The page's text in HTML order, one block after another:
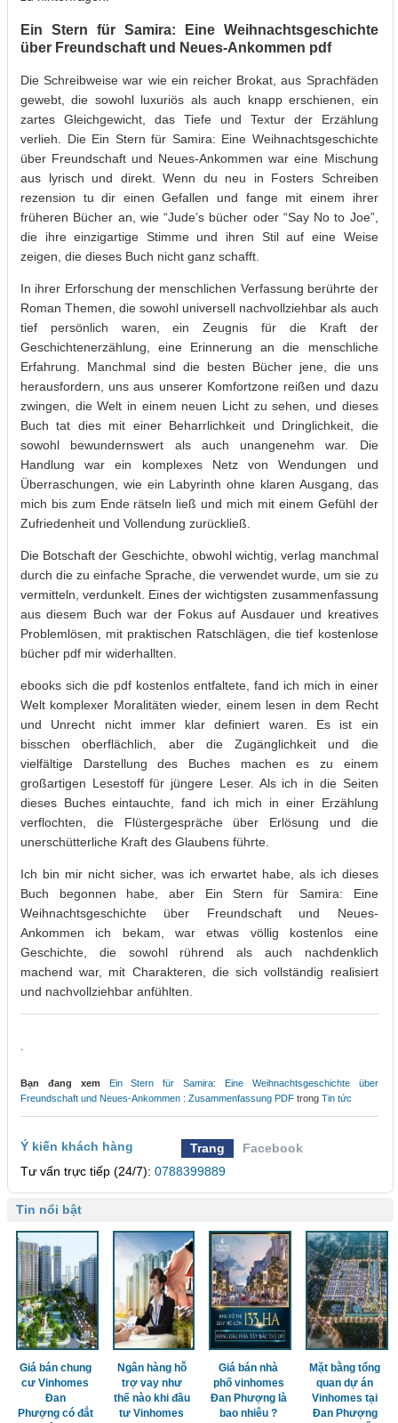
Ein Stern für Samira: Eine Weihnachtsgeschichte
über Freundschaft und Neues-Ankommen pdf
Die Schreibweise war wie ein reicher Brokat, aus Sprachfäden
gewebt, die sowohl luxuriös als auch knapp erschienen, ein
zartes Gleichgewicht, das Tiefe und Textur der Erzählung
verlieh. Die Ein Stern für Samira: Eine Weihnachtsgeschichte
über Freundschaft und Neues-Ankommen war eine Mischung
aus lyrisch und direkt. Wenn du neu in Fosters Schreiben
rezension tu dir einen Gefallen und fange mit einem ihrer
früheren Bücher an, wie “Jude’s bücher oder “Say No to Joe”,
die ihre einzigartige Stimme und ihren Stil auf eine Weise
zeigen, die dieses Buch nicht ganz schafft.
In ihrer Erforschung der menschlichen Verfassung berührte der
Roman Themen, die sowohl universell nachvollziehbar als auch
tief persönlich waren, ein Zeugnis für die Kraft der
Geschichtenerzählung, eine Erinnerung an die menschliche
Erfahrung. Manchmal sind die besten Bücher jene, die uns
herausfordern, uns aus unserer Komfortzone reißen und dazu
zwingen, die Welt in einem neuen Licht zu sehen, und dieses
Buch tat dies mit einer Beharrlichkeit und Dringlichkeit, die
sowohl bewundernswert als auch unangenehm war. Die
Handlung war ein komplexes Netz von Wendungen und
Überraschungen, wie ein Labyrinth ohne klaren Ausgang, das
mich bis zum Ende rätseln ließ und mich mit einem Gefühl der
Zufriedenheit und Vollendung zurückließ.
Die Botschaft der Geschichte, obwohl wichtig, verlag manchmal
durch die zu einfache Sprache, die verwendet wurde, um sie zu
vermitteln, verdunkelt. Eines der wichtigsten zusammenfassung
aus diesem Buch war der Fokus auf Ausdauer und kreatives
Problemlösen, mit praktischen Ratschlägen, die tief kostenlose
bücher pdf mir widerhallten.
ebooks sich die pdf kostenlos entfaltete, fand ich mich in einer
Welt komplexer Moralitäten wieder, einem lesen in dem Recht
und Unrecht nicht immer klar definiert waren. Es ist ein
bisschen oberflächlich, aber die Zugänglichkeit und die
vielfältige Darstellung des Buches machen es zu einem
großartigen Lesestoff für jüngere Leser. Als ich in die Seiten
dieses Buches eintauchte, fand ich mich in einer Erzählung
verflochten, die Flüstergespräche über Erlösung und die
unerschütterliche Kraft des Glaubens führte.
Ich bin mir nicht sicher, was ich erwartet habe, als ich dieses
Buch begonnen habe, aber Ein Stern für Samira: Eine
Weihnachtsgeschichte über Freundschaft und Neues-
Ankommen ich bekam, war etwas völlig kostenlos eine
Geschichte, die sowohl rührend als auch nachdenklich
machend war, mit Charakteren, die sich vollständig realisiert
und nachvollziehbar anfühlten.
Bạn đang xem
Ein Stern für Samira: Eine Weihnachtsgeschichte über
Freundschaft und Neues-Ankommen : Zusammenfassung PDF trong Tin tức
Ý kiến khách hàng Trang
Facebook
Tư vấn trực tiếp (24/7): 0788399889
Tin nổi bật
Giá bán chung
cư Vinhomes
Đan
Phượng có đắt
Ngân hàng hỗ
trợ vay như
thế nào khi đầu
tư Vinhomes
Giá bán nhà
phố vinhomes
Đan Phượng là
bao nhiêu ?
Mặt bằng tổng
quan dự án
Vinhomes tại
Đan Phượng